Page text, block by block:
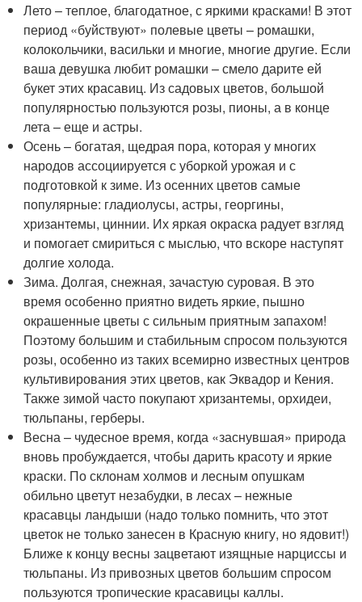
Лето – теплое, благодатное, с яркими красками! В этот
период «буйствуют» полевые цветы – ромашки,
колокольчики, васильки и многие, многие другие. Если
ваша девушка любит ромашки – смело дарите ей
букет этих красавиц. Из садовых цветов, большой
популярностью пользуются розы, пионы, а в конце
лета – еще и астры.
Осень – богатая, щедрая пора, которая у многих
народов ассоциируется с уборкой урожая и с
подготовкой к зиме. Из осенних цветов самые
популярные: гладиолусы, астры, георгины,
хризантемы, циннии. Их яркая окраска радует взгляд
и помогает смириться с мыслью, что вскоре наступят
долгие холода.
Зима. Долгая, снежная, зачастую суровая. В это
время особенно приятно видеть яркие, пышно
окрашенные цветы с сильным приятным запахом!
Поэтому большим и стабильным спросом пользуются
розы, особенно из таких всемирно известных центров
культивирования этих цветов, как Эквадор и Кения.
Также зимой часто покупают хризантемы, орхидеи,
тюльпаны, герберы.
Весна – чудесное время, когда «заснувшая» природа
вновь пробуждается, чтобы дарить красоту и яркие
краски. По склонам холмов и лесным опушкам
обильно цветут незабудки, в лесах – нежные
красавцы ландыши (надо только помнить, что этот
цветок не только занесен в Красную книгу, но ядовит!)
Ближе к концу весны зацветают изящные нарциссы и
тюльпаны. Из привозных цветов большим спросом
пользуются тропические красавицы каллы.